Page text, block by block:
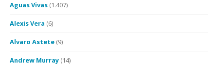
Aguas Vivas (1.407)
Alexis Vera (6)
Alvaro Astete (9)
Andrew Murray (14)